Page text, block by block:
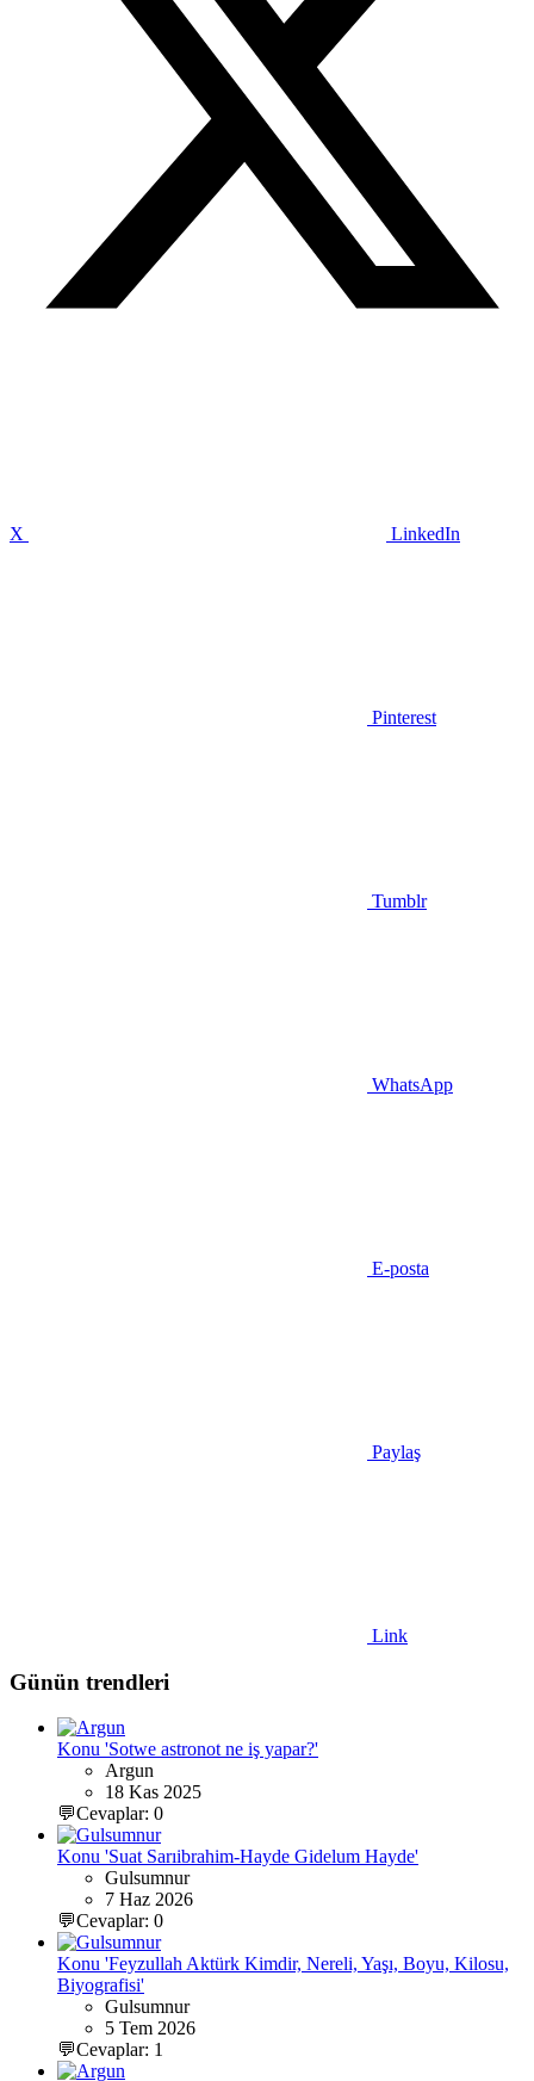
X LinkedIn
Pinterest
Tumblr
WhatsApp
E-posta
Paylaş
Link
Günün trendleri
Konu 'Sotwe astronot ne iş yapar?'
Argun
18 Kas 2025
💬Cevaplar: 0
Konu 'Suat Sarıibrahim-Hayde Gidelum Hayde'
Gulsumnur
7 Haz 2026
💬Cevaplar: 0
Konu 'Feyzullah Aktürk Kimdir, Nereli, Yaşı, Boyu, Kilosu,
Biyografisi'
Gulsumnur
5 Tem 2026
💬Cevaplar: 1